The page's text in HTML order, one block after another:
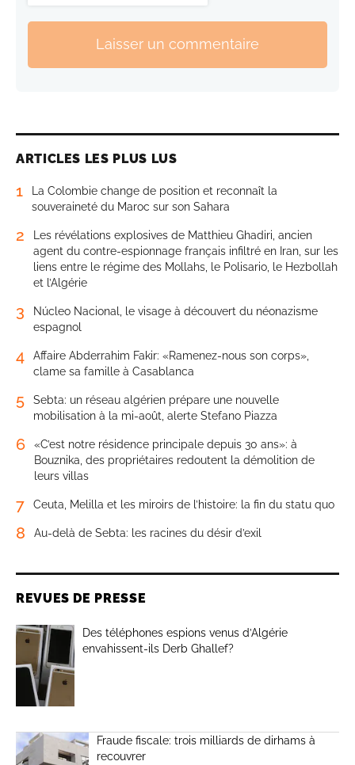
Laisser un commentaire
ARTICLES LES PLUS LUS
1
La Colombie change de position et reconnaît la
souveraineté du Maroc sur son Sahara
2
Les révélations explosives de Matthieu Ghadiri, ancien
agent du contre-espionnage français infiltré en Iran, sur les
liens entre le régime des Mollahs, le Polisario, le Hezbollah
et l’Algérie
3
Núcleo Nacional, le visage à découvert du néonazisme
espagnol
4
Affaire Abderrahim Fakir: «Ramenez-nous son corps»,
clame sa famille à Casablanca
5
Sebta: un réseau algérien prépare une nouvelle
mobilisation à la mi-août, alerte Stefano Piazza
6
«C’est notre résidence principale depuis 30 ans»: à
Bouznika, des propriétaires redoutent la démolition de
leurs villas
7 Ceuta, Melilla et les miroirs de l’histoire: la fin du statu quo
8 Au-delà de Sebta: les racines du désir d’exil
REVUES DE PRESSE
Des téléphones espions venus d’Algérie
envahissent-ils Derb Ghallef?
Fraude fiscale: trois milliards de dirhams à
recouvrer